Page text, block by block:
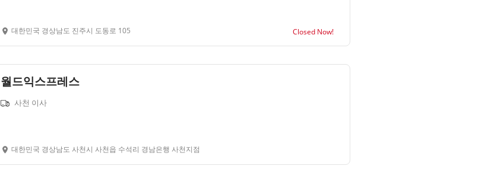
대한민국 경상남도 진주시 도동로 105 Closed Now!
월드익스프레스
사천 이사
대한민국 경상남도 사천시 사천읍 수석리 경남은행 사천지점